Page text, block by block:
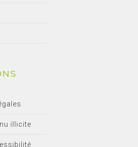
illicite